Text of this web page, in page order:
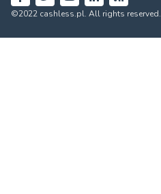
FacebookTwitterYouTubeLinkedIn
RSS
©2022 cashless.pl. All rights reserved.